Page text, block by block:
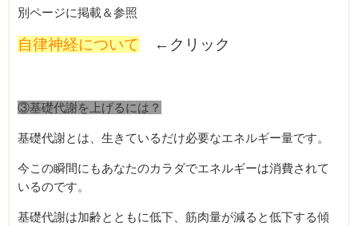
別ページに掲載＆参照
自律神経について ←クリック
③基礎代謝を上げるには？
基礎代謝とは、生きているだけ必要なエネルギー量です。
今この瞬間にもあなたのカラダでエネルギーは消費されて
いるのです。
基礎代謝は加齢とともに低下、筋肉量が減ると低下する傾